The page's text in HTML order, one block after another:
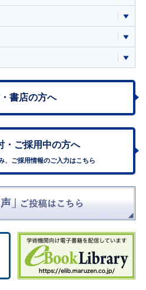
書店の方へ
・ ご採用中の方へ
、ご採用情報のご入力はこちら